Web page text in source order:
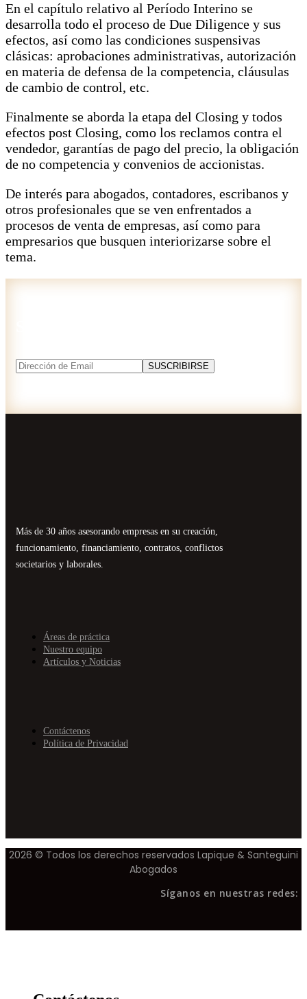
En el capítulo relativo al Período Interino se
desarrolla todo el proceso de Due Diligence y sus
efectos, así como las condiciones suspensivas
clásicas: aprobaciones administrativas, autorización
en materia de defensa de la competencia, cláusulas
de cambio de control, etc.
Finalmente se aborda la etapa del Closing y todos
efectos post Closing, como los reclamos contra el
vendedor, garantías de pago del precio, la obligación
de no competencia y convenios de accionistas.
De interés para abogados, contadores, escribanos y
otros profesionales que se ven enfrentados a
procesos de venta de empresas, así como para
empresarios que busquen interiorizarse sobre el
tema.
Más de 30 años asesorando empresas en su creación,
funcionamiento, financiamiento, contratos, conflictos
societarios y laborales.
Áreas de práctica
Nuestro equipo
Artículos y Noticias
Contáctenos
Política de Privacidad
2026 © Todos los derechos reservados Lapique & Santeguini
Abogados
Síganos en nuestras redes: